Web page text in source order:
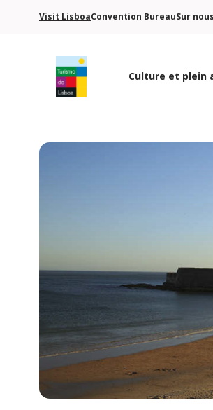
Visit LisboaConvention BureauSur nous
Culture et plein